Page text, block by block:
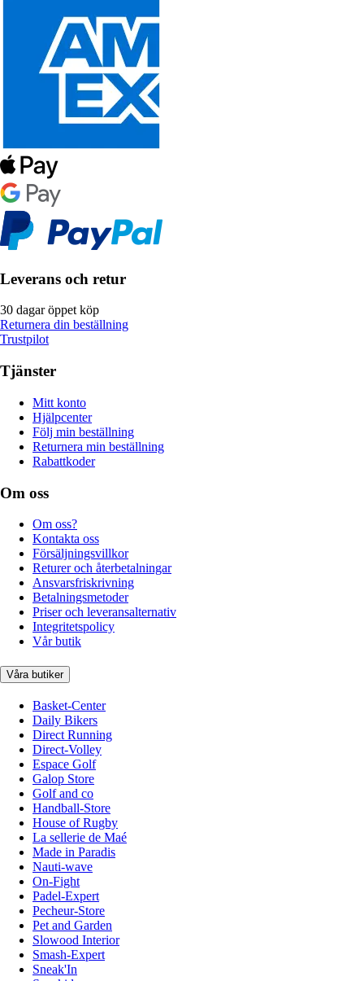
Leverans och retur
30 dagar öppet köp
Returnera din beställning
Trustpilot
Tjänster
Mitt konto
Hjälpcenter
Följ min beställning
Returnera min beställning
Rabattkoder
Om oss
Om oss?
Kontakta oss
Försäljningsvillkor
Returer och återbetalningar
Ansvarsfriskrivning
Betalningsmetoder
Priser och leveransalternativ
Integritetspolicy
Vår butik
Våra butiker
Basket-Center
Daily Bikers
Direct Running
Direct-Volley
Espace Golf
Galop Store
Golf and co
Handball-Store
House of Rugby
La sellerie de Maé
Made in Paradis
Nauti-wave
On-Fight
Padel-Expert
Pecheur-Store
Pet and Garden
Slowood Interior
Smash-Expert
Sneak'In